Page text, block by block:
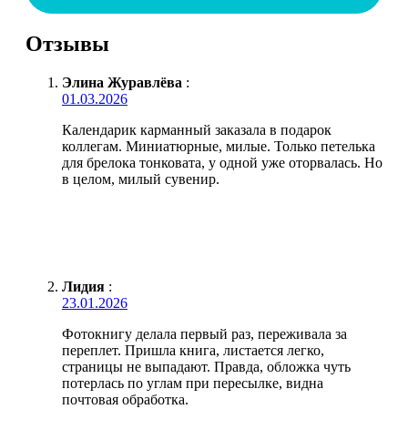
Отзывы
Элина Журавлёва :
01.03.2026
Календарик карманный заказала в подарок
коллегам. Миниатюрные, милые. Только петелька
для брелока тонковата, у одной уже оторвалась. Но
в целом, милый сувенир.
Лидия :
23.01.2026
Фотокнигу делала первый раз, переживала за
переплет. Пришла книга, листается легко,
страницы не выпадают. Правда, обложка чуть
потерлась по углам при пересылке, видна
почтовая обработка.